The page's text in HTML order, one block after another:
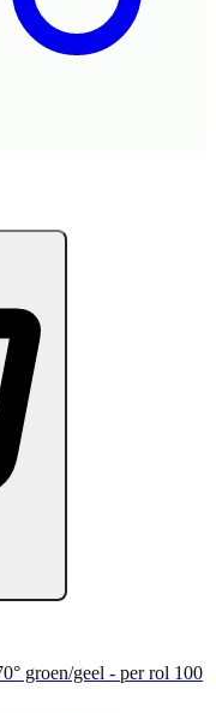
groen/geel - per rol 100